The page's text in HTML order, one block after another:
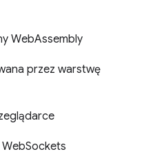
WebAssembly
przez warstwę